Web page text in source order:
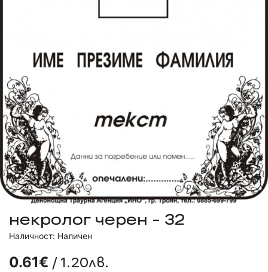
некролог черен - 32
Наличност: Наличен
0.61€ / 1.20лв.